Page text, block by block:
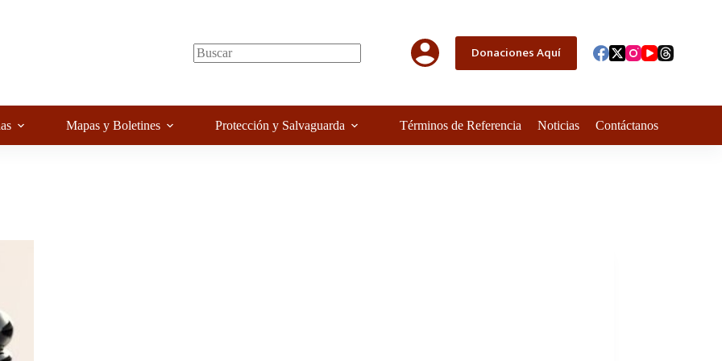
Donaciones Aquí
Mapas y Boletines Protección y Salvaguarda Términos de Referencia Noticias Contáctanos